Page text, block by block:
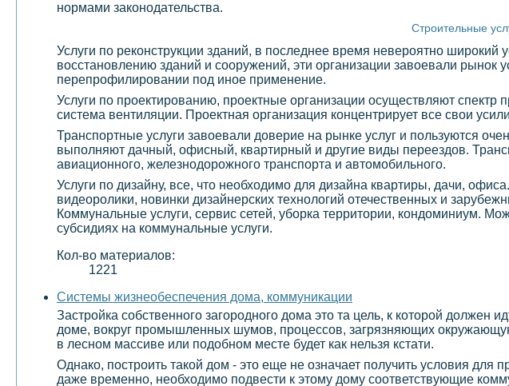
нормами законодательства.
Строительные
Услуги по реконструкции зданий, в последнее время невероятно широкий
восстановлению зданий и сооружений, эти организации завоевали рынок
перепрофилировании под иное применение.
Услуги по проектированию, проектные организации осуществляют спектр
система вентиляции. Проектная организация концентрирует все свои
Транспортные услуги завоевали доверие на рынке услуг и пользуются
выполняют дачный, офисный, квартирный и другие виды переездов.
авиационного, железнодорожного транспорта и автомобильного.
Услуги по дизайну, все, что необходимо для дизайна квартиры, дачи,
видеоролики, новинки дизайнерских технологий отечественных и
Коммунальные услуги, сервис сетей, уборка территории, кондоминиум.
субсидиях на коммунальные услуги.
Кол-во материалов:
1221
Системы жизнеобеспечения дома, коммуникации
Застройка собственного загородного дома это та цель, к которой
доме, вокруг промышленных шумов, процессов, загрязняющих
в лесном массиве или подобном месте будет как нельзя кстати.
Однако, построить такой дом - это еще не означает получить условия для
даже временно, необходимо подвести к этому дому соответствующие